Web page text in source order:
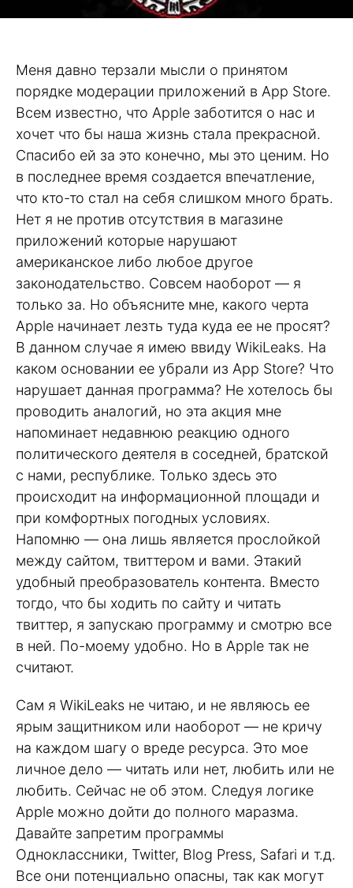
Меня давно терзали мысли о принятом
порядке модерации приложений в App Store.
Всем известно, что Apple заботится о нас и
хочет что бы наша жизнь стала прекрасной.
Спасибо ей за это конечно, мы это ценим. Но
в последнее время создается впечатление,
что кто-то стал на себя слишком много брать.
Нет я не против отсутствия в магазине
приложений которые нарушают
американское либо любое другое
законодательство. Совсем наоборот — я
только за. Но объясните мне, какого черта
Apple начинает лезть туда куда ее не просят?
В данном случае я имею ввиду WikiLeaks. На
каком основании ее убрали из App Store? Что
нарушает данная программа? Не хотелось бы
проводить аналогий, но эта акция мне
напоминает недавнюю реакцию одного
политического деятеля в соседней, братской
с нами, республике. Только здесь это
происходит на информационной площади и
при комфортных погодных условиях.
Напомню — она лишь является прослойкой
между сайтом, твиттером и вами. Этакий
удобный преобразователь контента. Вместо
тогдо, что бы ходить по сайту и читать
твиттер, я запускаю программу и смотрю все
в ней. По-моему удобно. Но в Apple так не
считают.
Сам я WikiLeaks не читаю, и не являюсь ее
ярым защитником или наоборот — не кричу
на каждом шагу о вреде ресурса. Это мое
личное дело — читать или нет, любить или не
любить. Сейчас не об этом. Следуя логике
Apple можно дойти до полного маразма.
Давайте запретим программы
Одноклассники, Twitter, Blog Press, Safari и т.д.
Все они потенциально опасны, так как могут